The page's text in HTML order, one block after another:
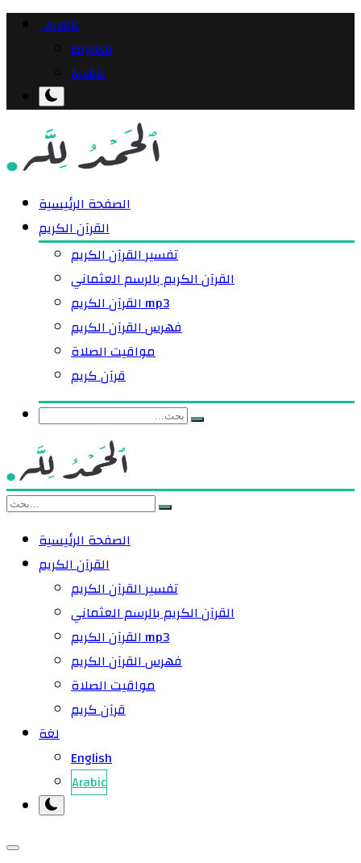
Arabic
English
Arabic
الصفحة الرئيسية
القرآن الكريم
تفسير القرآن الكريم
القرآن الكريم بالرسم العثماني
القرآن الكريم mp3
فهرس القرآن الكريم
مواقيت الصلاة
قرآن كريم
الصفحة الرئيسية
القرآن الكريم
تفسير القرآن الكريم
القرآن الكريم بالرسم العثماني
القرآن الكريم mp3
فهرس القرآن الكريم
مواقيت الصلاة
قرآن كريم
لغة
English
Arabic